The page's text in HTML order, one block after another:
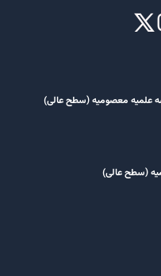
علمیه معصومیه‌ (سطح عالی)
(سطح عالی)